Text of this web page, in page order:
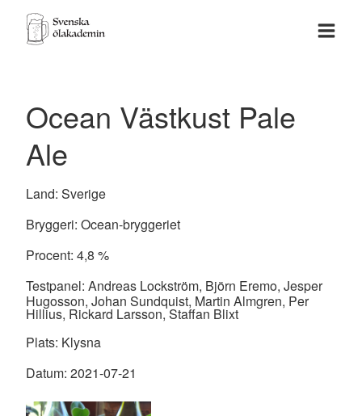
Ocean Västkust Pale
Ale
Land: Sverige
Bryggeri: Ocean-bryggeriet
Procent: 4,8 %
Testpanel: Andreas Lockström, Björn Eremo, Jesper
Hugosson, Johan Sundquist, Martin Almgren, Per
Hillius, Rickard Larsson, Staffan Blixt
Plats: Klysna
Datum: 2021-07-21